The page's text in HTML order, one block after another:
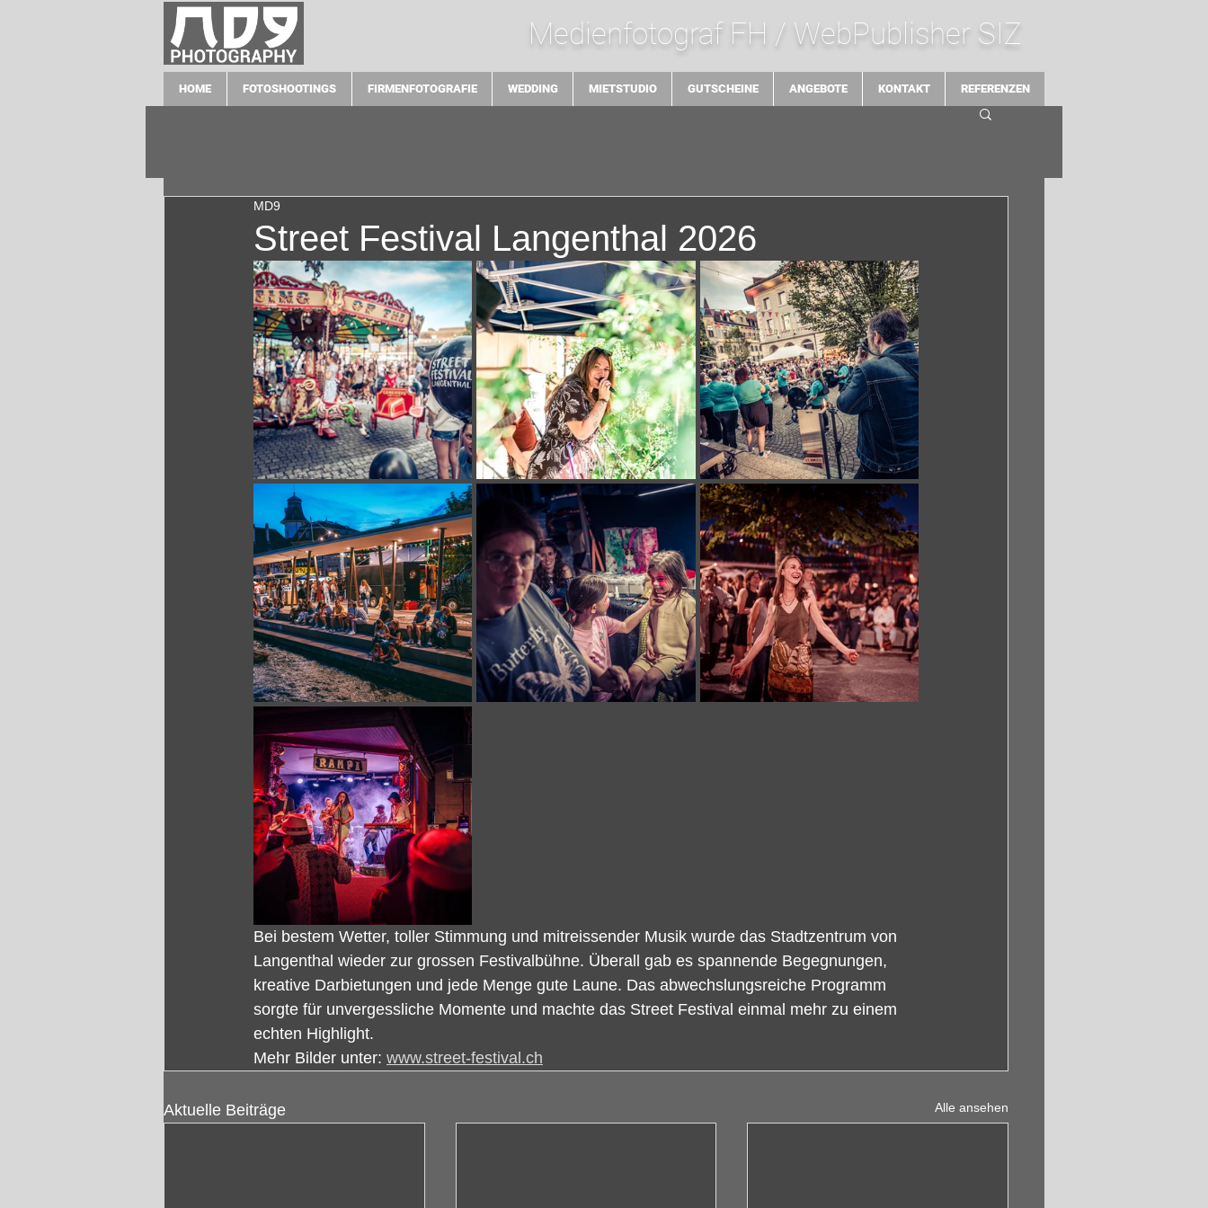
Medienfotograf FH / WebPublisher SIZ
HOME FOTOSHOOTINGS FIRMENFOTOGRAFIE WEDDING MIETSTUDIO GUTSCHEINE ANGEBOTE KONTAKT REFERENZEN
Street Festival Langenthal 2026
MD9
Bei bestem Wetter, toller Stimmung und mitreissender Musik wurde das Stadtzentrum von
Langenthal wieder zur grossen Festivalbühne. Überall gab es spannende Begegnungen,
kreative Darbietungen und jede Menge gute Laune. Das abwechslungsreiche Programm
sorgte für unvergessliche Momente und machte das Street Festival einmal mehr zu einem
echten Highlight.
Mehr Bilder unter: www.street-festival.ch
Aktuelle Beiträge Alle ansehen